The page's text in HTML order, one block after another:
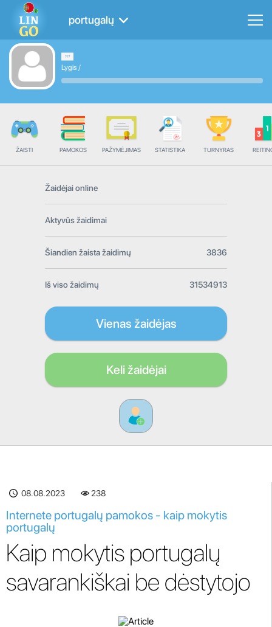
portugalų
Lygis /
ŽAISTI PAMOKOS PAŽYMĖJIMAS STATISTIKA TURNYRAS
Žaidėjai online
Aktyvūs žaidimai
Šiandien žaista žaidimų 3836
Iš viso žaidimų 31534913
Vienas žaidėjas
Keli žaidėjai
08.08.2023 238
Internete portugalų pamokos - kaip mokytis
portugalų
Kaip mokytis portugalų
savarankiškai be dėstytojo